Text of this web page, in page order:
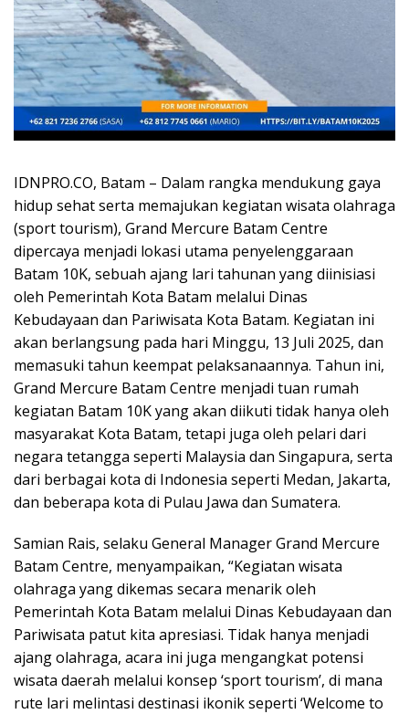
IDNPRO.CO, Batam – Dalam rangka mendukung gaya
hidup sehat serta memajukan kegiatan wisata olahraga
(sport tourism), Grand Mercure Batam Centre
dipercaya menjadi lokasi utama penyelenggaraan
Batam 10K, sebuah ajang lari tahunan yang diinisiasi
oleh Pemerintah Kota Batam melalui Dinas
Kebudayaan dan Pariwisata Kota Batam. Kegiatan ini
akan berlangsung pada hari Minggu, 13 Juli 2025, dan
memasuki tahun keempat pelaksanaannya. Tahun ini,
Grand Mercure Batam Centre menjadi tuan rumah
kegiatan Batam 10K yang akan diikuti tidak hanya oleh
masyarakat Kota Batam, tetapi juga oleh pelari dari
negara tetangga seperti Malaysia dan Singapura, serta
dari berbagai kota di Indonesia seperti Medan, Jakarta,
dan beberapa kota di Pulau Jawa dan Sumatera.
Samian Rais, selaku General Manager Grand Mercure
Batam Centre, menyampaikan, “Kegiatan wisata
olahraga yang dikemas secara menarik oleh
Pemerintah Kota Batam melalui Dinas Kebudayaan dan
Pariwisata patut kita apresiasi. Tidak hanya menjadi
ajang olahraga, acara ini juga mengangkat potensi
wisata daerah melalui konsep ‘sport tourism’, di mana
rute lari melintasi destinasi ikonik seperti ‘Welcome to